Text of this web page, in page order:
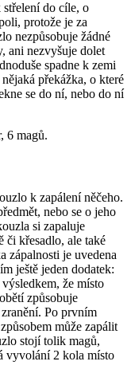
do cíle, o
protože je za
nezpůsobuje žádné
ani nezvyšuje dolet
spadne k zemi
překážka, o které
se do ní, nebo do ní
6 magů.
k zapálení něčeho.
nebo se o jeho
si zapaluje
či křesadlo, ale také
zápalnosti je uvedena
ještě jeden dodatek:
že místo
způsobuje
Po prvním
může zapálit
stojí tolik magů,
vyvolání 2 kola místo